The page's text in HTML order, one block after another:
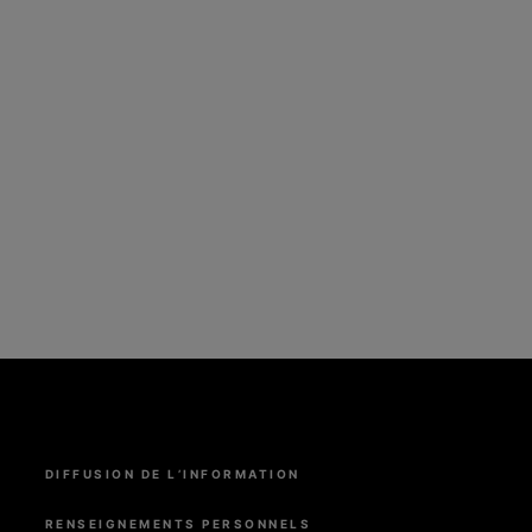
Menu
DIFFUSION DE L’INFORMATION
RENSEIGNEMENTS PERSONNELS